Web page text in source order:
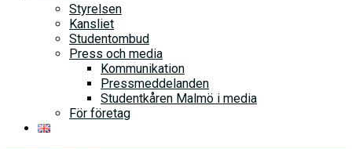
Styrelsen
Kansliet
Studentombud
Press och media
Kommunikation
Pressmeddelanden
Studentkåren Malmö i media
För företag